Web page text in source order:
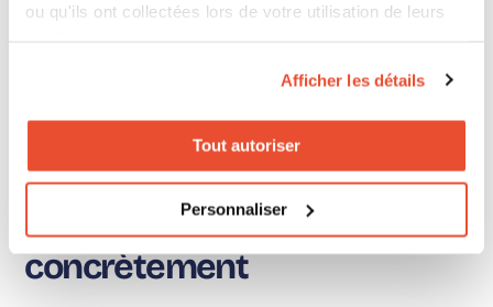
ou qu'ils ont collectées lors de votre utilisation de leurs
Afficher les détails
Tout autoriser
Personnaliser
pilotage Where-to-Buy . La première
Ce qu’on recommande
concrètement